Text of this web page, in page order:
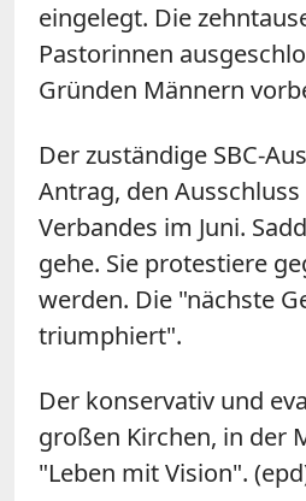
eingelegt. Die
Pastorinnen
Gründen Männern
Der zuständige SBC-
Antrag, den
Verbandes im Juni.
gehe. Sie protestiere
werden. Die "nächste
triumphiert".
Der konservativ und
großen Kirchen, in der
"Leben mit Vision".